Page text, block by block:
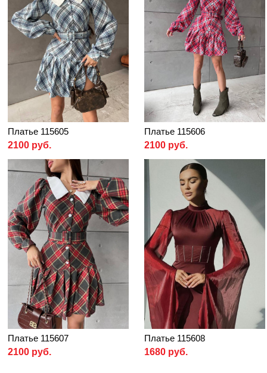
Платье 115605
2100 руб.
Платье 115606
2100 руб.
Платье 115607
2100 руб.
Платье 115608
1680 руб.